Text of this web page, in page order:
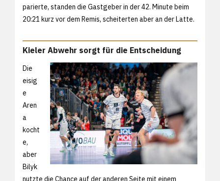
parierte, standen die Gastgeber in der 42. Minute beim
20:21 kurz vor dem Remis, scheiterten aber an der Latte.
Kieler Abwehr sorgt für die Entscheidung
Die
eisig
e
Aren
a
kocht
e,
aber
Bilyk
nutzte die Chance auf der anderen Seite mit einem